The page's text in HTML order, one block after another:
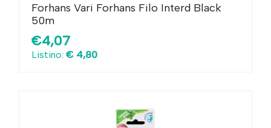
Forhans Vari Forhans Filo Interd Black
50m
€4,07
Listino: € 4,80